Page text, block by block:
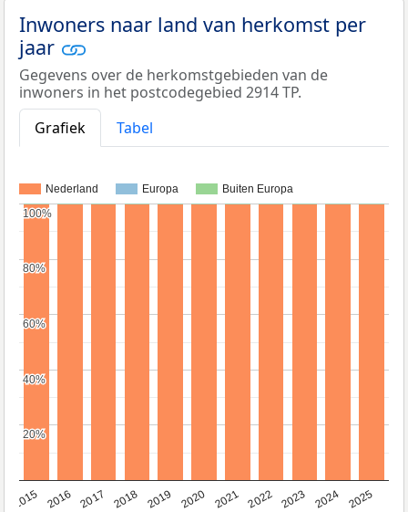
Inwoners naar land van herkomst per
jaar
Gegevens over de herkomstgebieden van de
inwoners in het postcodegebied 2914 TP.
Grafiek
Tabel
Nederland Europa Buiten Europa
2015 2016 2017 2018 2019 2020 2021 2022 2023 2024 2025
20%
20%
40%
40%
60%
60%
80%
80%
100%
100%